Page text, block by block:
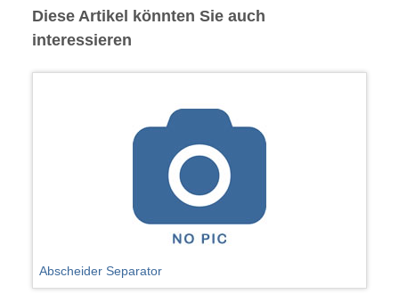
Diese Artikel könnten Sie auch
interessieren
Abscheider Separator